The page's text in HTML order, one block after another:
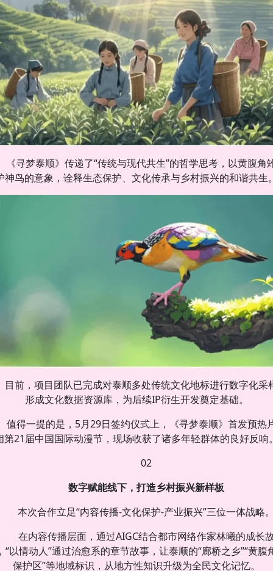
《寻梦泰顺》传递了“传统与现代共生”的哲学思考，以黄腹角
神鸟的意象，诠释生态保护、文化传承与乡村振兴的和谐共生
目前，项目团队已完成对泰顺多处传统文化地标进行数字化采
形成文化数据资源库，为后续IP衍生开发奠定基础。
值得一提的是，5月29日签约仪式上，《寻梦泰顺》首发预热
第21届中国国际动漫节，现场收获了诸多年轻群体的良好反响
02
数字赋能线下，打造乡村振兴新样板
本次合作立足“内容传播-文化保护-产业振兴”三位一体战略
在内容传播层面，通过AIGC结合都市网络作家林曦的成长
“以情动人”通过治愈系的章节故事，让泰顺的“廊桥之乡”“黄腹
保护区”等地域标识，从地方性知识升级为全民文化记忆。